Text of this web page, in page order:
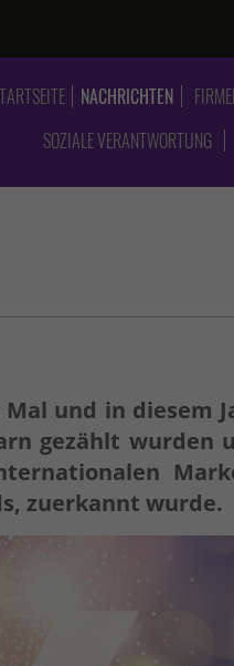
NACHRICHTEN
SOZIALE VERANTWORTUNG
und in diesem
gezählt wurden
zuerkannt wurde.